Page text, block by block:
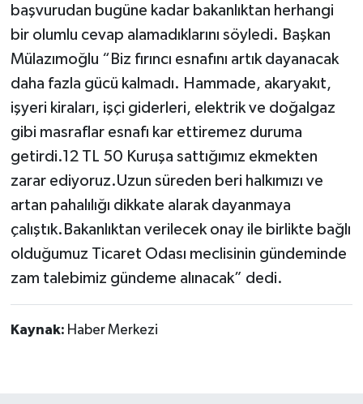
başvurudan bugüne kadar bakanlıktan herhangi
bir olumlu cevap alamadıklarını söyledi. Başkan
Mülazımoğlu “Biz fırıncı esnafını artık dayanacak
daha fazla gücü kalmadı. Hammade, akaryakıt,
işyeri kiraları, işçi giderleri, elektrik ve doğalgaz
gibi masraflar esnafı kar ettiremez duruma
getirdi.12 TL 50 Kuruşa sattığımız ekmekten
zarar ediyoruz.Uzun süreden beri halkımızı ve
artan pahalılığı dikkate alarak dayanmaya
çalıştık.Bakanlıktan verilecek onay ile birlikte bağlı
olduğumuz Ticaret Odası meclisinin gündeminde
zam talebimiz gündeme alınacak” dedi.
Kaynak: Haber Merkezi